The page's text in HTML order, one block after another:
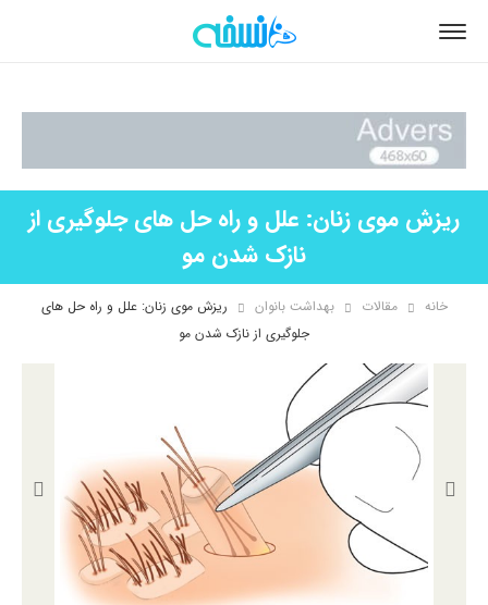
ریزش موی زنان: علل و راه حل های جلوگیری از
نازک شدن مو
خانه مقالات بهداشت بانوان
ریزش موی زنان: علل و راه حل های
جلوگیری از نازک شدن مو